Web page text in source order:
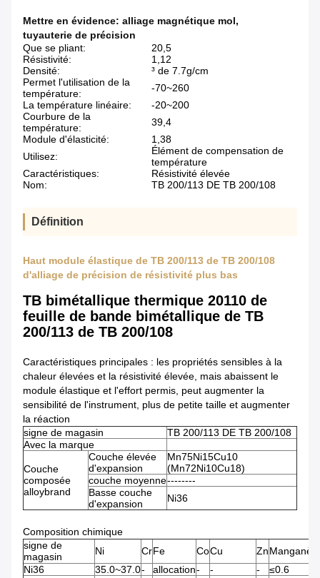
Mettre en évidence: alliage magnétique mol,
tuyauterie de précision
Que se pliant:
20,5
Résistivité:
1,12
Densité:
³ de 7.7g/cm
Permet l'utilisation de la
température:
-70~260
La température linéaire:
-20~200
Courbure de la
température:
39,4
Module d'élasticité:
1,38
Utilisez:
Élément de compensation de
température
Caractéristiques:
Résistivité élevée
Nom:
TB 200/113 DE TB 200/108
Définition
Haut module élastique de TB 200/113 de TB 200/108
d'alliage de précision de résistivité plus bas
TB bimétallique thermique 20110 de
feuille de bande bimétallique de TB
200/113 de TB 200/108
Caractéristiques principales : les propriétés sensibles à la
chaleur élevées et la résistivité élevée, mais abaissent le
module élastique et l'effort permis, peut augmenter la
sensibilité de l'instrument, plus de petite taille et augmenter
la réaction
signe de magasin
TB 200/113 DE TB 200/108
Avec la marque
Couche
composée
alloybrand
Couche élevée
d'expansion
Mn75Ni15Cu10
(Mn72Ni10Cu18)
couche moyenne--------
Basse couche
d'expansion
Ni36
Composition chimique
signe de
magasin
Ni CrFe CoCu Zn
Ni36
35.0~37.0- allocation- - -
≤0.6